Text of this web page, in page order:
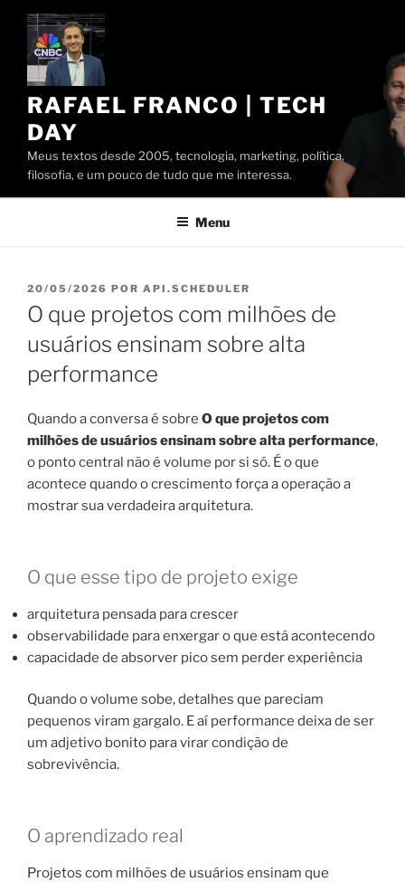
Pular
conteúdo
RAFAEL FRANCO | TECH
DAY
Meus textos desde 2005, tecnologia, marketing, política,
filosofia, e um pouco de tudo que me interessa.
Menu
PUBLICADO
EM
20/05/2026 POR API.SCHEDULER
O que projetos com milhões de
usuários ensinam sobre alta
performance
Quando a conversa é sobre O que projetos com
milhões de usuários ensinam sobre alta performance,
o ponto central não é volume por si só. É o que
acontece quando o crescimento força a operação a
mostrar sua verdadeira arquitetura.
O que esse tipo de projeto exige
arquitetura pensada para crescer
observabilidade para enxergar o que está acontecendo
capacidade de absorver pico sem perder experiência
Quando o volume sobe, detalhes que pareciam
pequenos viram gargalo. E aí performance deixa de ser
um adjetivo bonito para virar condição de
sobrevivência.
O aprendizado real
Projetos com milhões de usuários ensinam que